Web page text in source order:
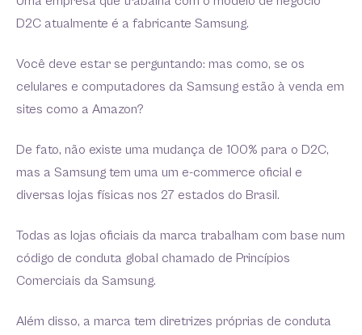
D2C atualmente é a fabricante Samsung.
Você deve estar se perguntando: mas como, se os
celulares e computadores da Samsung estão à venda em
sites como a Amazon?
De fato, não existe uma mudança de 100% para o D2C,
mas a Samsung tem uma um e-commerce oficial e
diversas lojas físicas nos 27 estados do Brasil.
Todas as lojas oficiais da marca trabalham com base num
código de conduta global chamado de Princípios
Comerciais da Samsung.
Além disso, a marca tem diretrizes próprias de conduta